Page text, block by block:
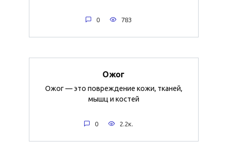
0 783
Ожог
Ожог — это повреждение кожи, тканей,
мышц и костей
0 2.2к.